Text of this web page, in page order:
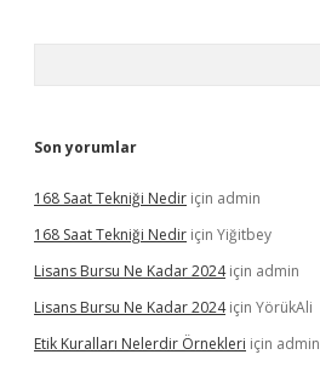
Son yorumlar
168 Saat Tekniği Nedir için admin
168 Saat Tekniği Nedir için Yiğitbey
Lisans Bursu Ne Kadar 2024için admin
Lisans Bursu Ne Kadar 2024için YörükAli
Etik Kuralları Nelerdir Örnekleri için admin